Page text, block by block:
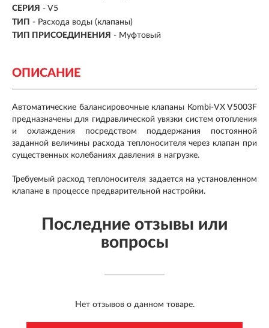
СЕРИЯ - V5
ТИП - Расхода воды (клапаны)
ТИП ПРИСОЕДИНЕНИЯ - Муфтовый
ОПИСАНИЕ
Автоматические балансировочные клапаны Kombi-VX V5003F
предназначены для гидравлической увязки систем отопления
и охлаждения посредством поддержания постоянной
заданной величины расхода теплоносителя через клапан при
существенных колебаниях давления в нагрузке.
Требуемый расход теплоносителя задается на установленном
клапане в процессе предварительной настройки.
Последние отзывы или
вопросы
Нет отзывов о данном товаре.